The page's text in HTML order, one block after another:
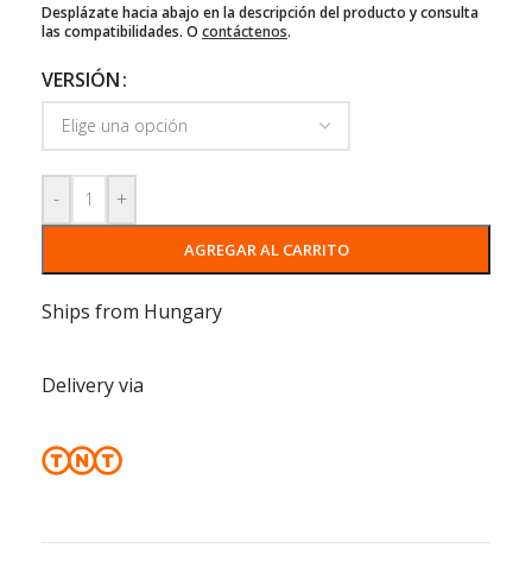
Desplázate hacia abajo en la descripción del producto y consulta
las compatibilidades. O contáctenos.
VERSIÓN
- +
AGREGAR AL CARRITO
Ships from Hungary
Delivery via